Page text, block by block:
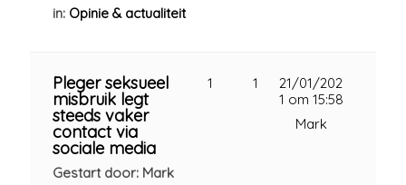
in: Opinie & actualiteit
Pleger seksueel
misbruik legt
steeds vaker
contact via
sociale media
Gestart door: Mark
1 1
21/01/202
1 om 15:58
Mark